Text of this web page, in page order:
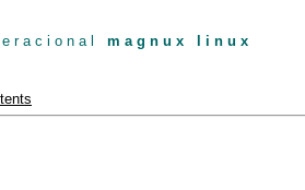
r a c i o n a l m a g n u x l i n u x